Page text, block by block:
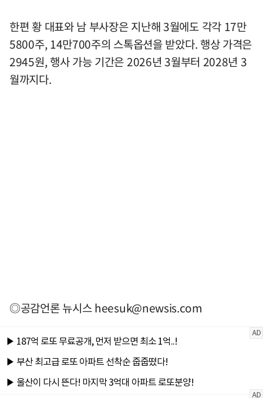
한편 황 대표와 남 부사장은 지난해 3월에도 각각 17만
5800주, 14만700주의 스톡옵션을 받았다. 행상 가격은
2945원, 행사 가능 기간은 2026년 3월부터 2028년 3
월까지다.
◎공감언론 뉴시스heesuk@newsis.com